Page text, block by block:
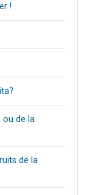
!
ou de la
de la